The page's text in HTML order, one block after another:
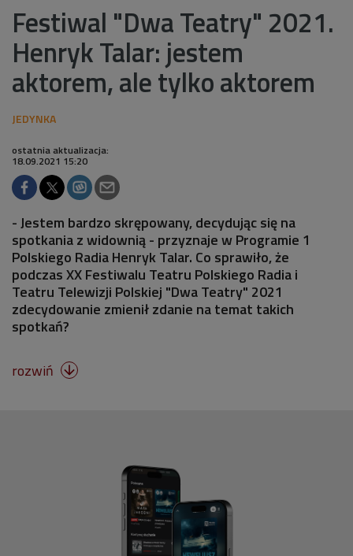
Festiwal "Dwa Teatry" 2021.
Henryk Talar: jestem
aktorem, ale tylko aktorem
ostatnia aktualizacja:
18.09.2021 15:20
- Jestem bardzo skrępowany, decydując się na
spotkania z widownią - przyznaje w Programie 1
Polskiego Radia Henryk Talar. Co sprawiło, że
podczas XX Festiwalu Teatru Polskiego Radia i
Teatru Telewizji Polskiej "Dwa Teatry" 2021
zdecydowanie zmienił zdanie na temat takich
spotkań?
rozwiń 